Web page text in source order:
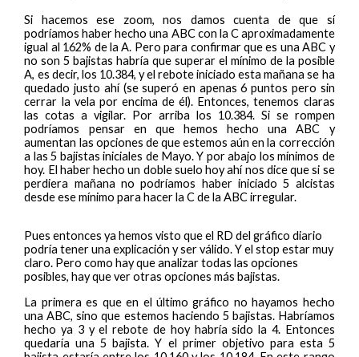
Si hacemos ese zoom, nos damos cuenta de que sí
podríamos haber hecho una ABC con la C aproximadamente
igual al 162% de la A. Pero para confirmar que es una ABC y
no son 5 bajistas habría que superar el mínimo de la posible
A, es decir, los 10.384, y el rebote iniciado esta mañana se ha
quedado justo ahí (se superó en apenas 6 puntos pero sin
cerrar la vela por encima de él). Entonces, tenemos claras
las cotas a vigilar. Por arriba los 10.384. Si se rompen
podríamos pensar en que hemos hecho una ABC y
aumentan las opciones de que estemos aún en la corrección
a las 5 bajistas iniciales de Mayo. Y por abajo los mínimos de
hoy. El haber hecho un doble suelo hoy ahí nos dice que si se
perdiera mañana no podríamos haber iniciado 5 alcistas
desde ese mínimo para hacer la C de la ABC irregular.
Pues entonces ya hemos visto que el RD del gráfico diario
podría tener una explicación y ser válido. Y el stop estar muy
claro. Pero como hay que analizar todas las opciones
posibles, hay que ver otras opciones más bajistas.
La primera es que en el último gráfico no hayamos hecho
una ABC, sino que estemos haciendo 5 bajistas. Habríamos
hecho ya 3 y el rebote de hoy habría sido la 4. Entonces
quedaría una 5 bajista. Y el primer objetivo para esta 5